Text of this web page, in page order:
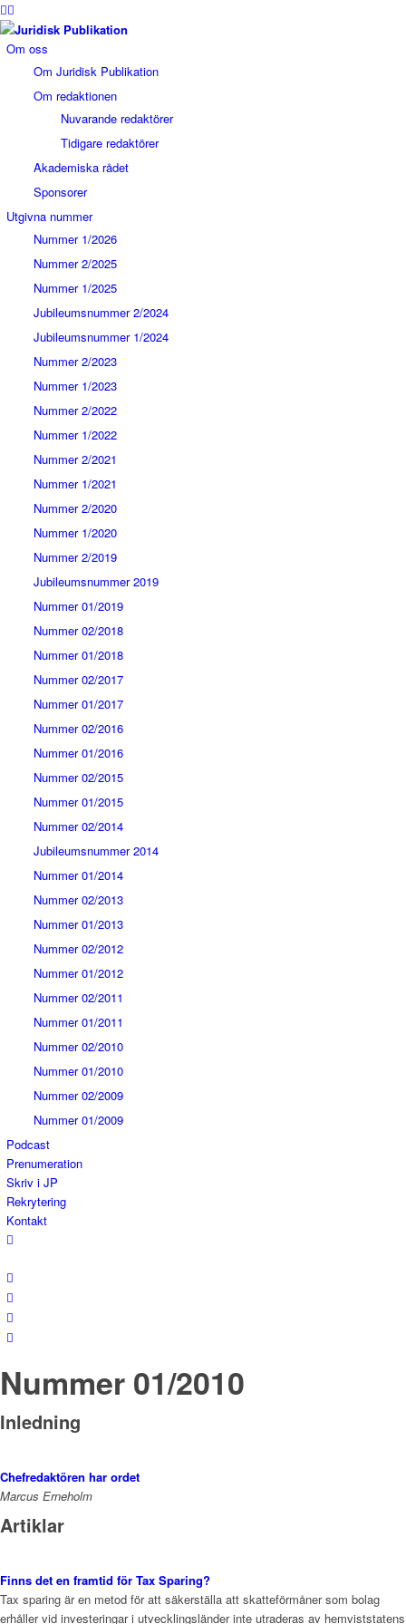
Om oss
Om Juridisk Publikation
Om redaktionen
Nuvarande redaktörer
Tidigare redaktörer
Akademiska rådet
Sponsorer
Utgivna nummer
Nummer 1/2026
Nummer 2/2025
Nummer 1/2025
Jubileumsnummer 2/2024
Jubileumsnummer 1/2024
Nummer 2/2023
Nummer 1/2023
Nummer 2/2022
Nummer 1/2022
Nummer 2/2021
Nummer 1/2021
Nummer 2/2020
Nummer 1/2020
Nummer 2/2019
Jubileumsnummer 2019
Nummer 01/2019
Nummer 02/2018
Nummer 01/2018
Nummer 02/2017
Nummer 01/2017
Nummer 02/2016
Nummer 01/2016
Nummer 02/2015
Nummer 01/2015
Nummer 02/2014
Jubileumsnummer 2014
Nummer 01/2014
Nummer 02/2013
Nummer 01/2013
Nummer 02/2012
Nummer 01/2012
Nummer 02/2011
Nummer 01/2011
Nummer 02/2010
Nummer 01/2010
Nummer 02/2009
Nummer 01/2009
Podcast
Prenumeration
Skriv i JP
Rekrytering
Kontakt
Nummer 01/2010
Inledning
Chefredaktören har ordet
Marcus Erneholm
Artiklar
Finns det en framtid för Tax Sparing?
Tax sparing är en metod för att säkerställa att skatteförmåner som bolag
erhåller vid investeringar i utvecklingsländer inte utraderas av hemviststatens